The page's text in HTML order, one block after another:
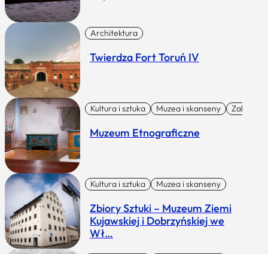
Architektura
Twierdza Fort Toruń IV
Kultura i sztuka Muzea i skanseny Zabytki I
Muzeum Etnograficzne
Kultura i sztuka Muzea i skanseny
Zbiory Sztuki – Muzeum Ziemi
Kujawskiej i Dobrzyńskiej we
Wł…